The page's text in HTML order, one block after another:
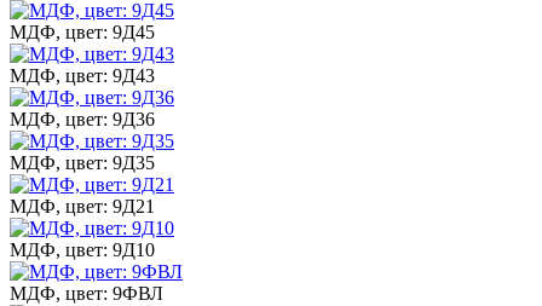
МДФ, цвет: 9Д45
МДФ, цвет: 9Д43
МДФ, цвет: 9Д36
МДФ, цвет: 9Д35
МДФ, цвет: 9Д21
МДФ, цвет: 9Д10
МДФ, цвет: 9ФВЛ